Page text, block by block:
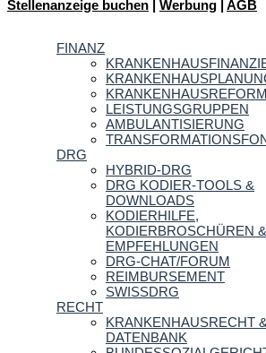
Stellenanzeige buchen Werbung AGB
FINANZ
KRANKENHAUSREFORM
LEISTUNGSGRUPPEN
AMBULANTISIERUNG
DRG
HYBRID-DRG
DRG KODIER-TOOLS &
DOWNLOADS
KODIERHILFE,
KODIERBROSCHÜREN &
EMPFEHLUNGEN
DRG-CHAT/FORUM
REIMBURSEMENT
SWISSDRG
RECHT
KRANKENHAUSRECHT
DATENBANK